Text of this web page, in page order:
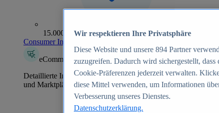
15.000+ Marken
Consumer Insights entdecken
eCommerce Insights
Detaillierte Informationen zu mehr als 39.000 Online-Shops
und Marktplätzen
Wir respektieren Ihre Privatsphäre
Diese Website und unsere 894 Partner
zuzugreifen. Dadurch wird sichergestellt,
Cookie-Präferenzen jederzeit verwalten.
diese Mittel verwenden, um Informationen
Verbesserung unseres Dienstes.
Datenschutzerklärung.